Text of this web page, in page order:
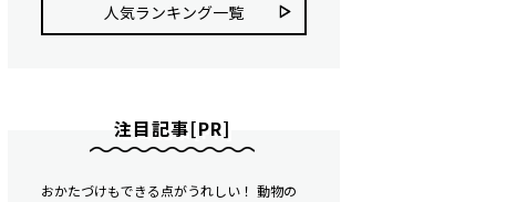
人気ランキング⼀覧
注目記事[PR]
おかたづけもできる点がうれしい！ 動物の